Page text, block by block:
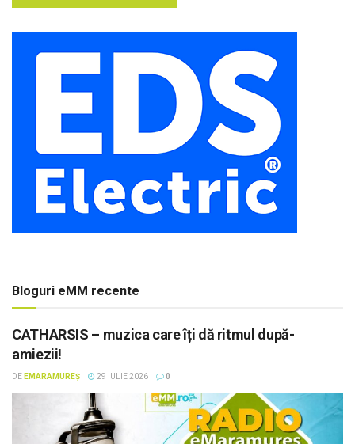
Bloguri eMM recente
CATHARSIS – muzica care îți dă ritmul după-
amiezii!
DE EMARAMUREȘ 29 IULIE 2026 0